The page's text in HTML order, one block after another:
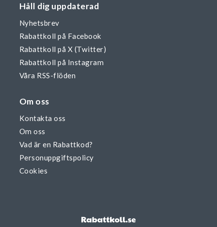
Håll dig uppdaterad
Nyhetsbrev
Rabattkoll på Facebook
Rabattkoll på X (Twitter)
Rabattkoll på Instagram
Våra RSS-flöden
Om oss
Kontakta oss
Om oss
Vad är en Rabattkod?
Personuppgiftspolicy
Cookies